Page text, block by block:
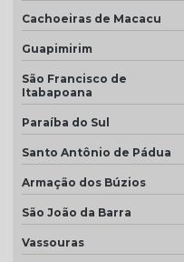
Telha de concreto preço
Telha de concreto preço m2
Telha de concreto valor
Telha para construção civil
Telha dupla americana
Telha dupla colonial
Telha dupla face esmaltada
Telha dupla portuguesa
Cachoeiras de Macacu
Guapimirim
São Francisco de
Itabapoana
Paraíba do Sul
Santo Antônio de Pádua
Armação dos Búzios
São João da Barra
Vassouras